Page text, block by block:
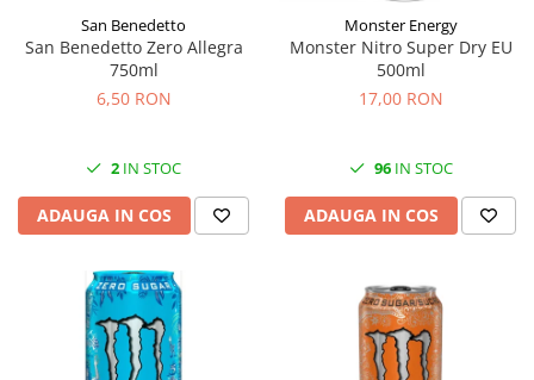
San Benedetto
San Benedetto Zero Allegra
750ml
6,50 RON
2 IN STOC
ADAUGA IN COS
Monster Energy
Monster Nitro Super Dry EU
500ml
17,00 RON
96IN STOC
ADAUGA IN COS